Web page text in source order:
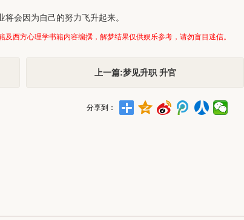
会因为自己的努力飞升起来。
西方心理学书籍内容编撰，解梦结果仅供娱乐参考，请勿盲目迷信。
上一篇:梦见升职 升官
分享到：